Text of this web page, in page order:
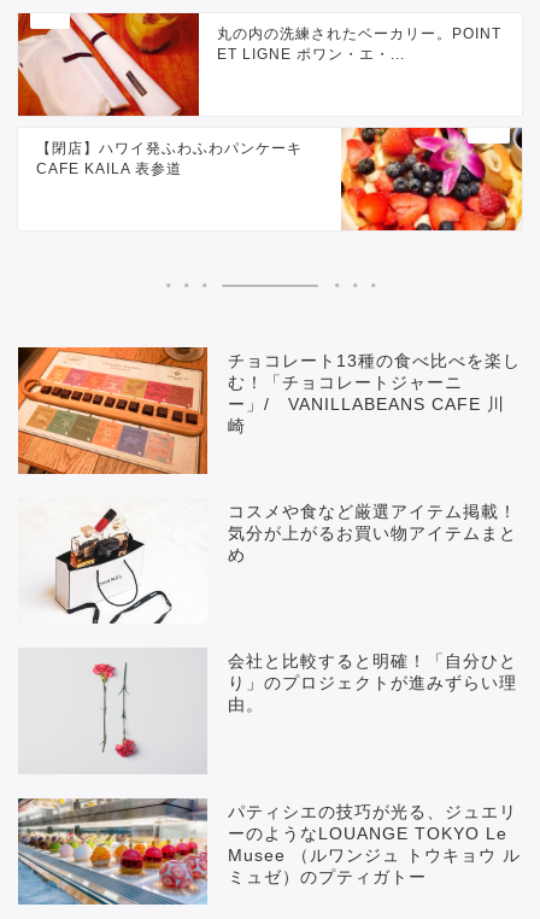
丸の内の洗練されたベーカリー。POINT
ET LIGNE ポワン・エ・...
【閉店】ハワイ発ふわふわパンケーキ
CAFE KAILA 表参道
チョコレート13種の食べ比べを楽し
む！「チョコレートジャーニ
ー」/ VANILLABEANS CAFE 川
崎
コスメや食など厳選アイテム掲載！
気分が上がるお買い物アイテムまと
め
会社と比較すると明確！「自分ひと
り」のプロジェクトが進みずらい理
由。
パティシエの技巧が光る、ジュエリ
ーのようなLOUANGE TOKYO Le
Musee （ルワンジュ トウキョウ ル
ミュゼ）のプティガトー